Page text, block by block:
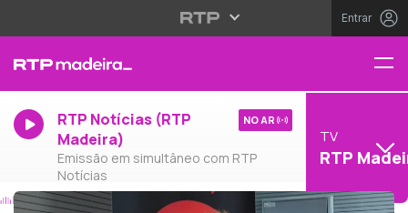
Entrar
RTP Notícias (RTP
Madeira)
Emissão em simultâneo com RTP
Notícias
NO AR
TV
RTP